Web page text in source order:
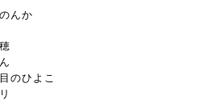
んか
のひよこ